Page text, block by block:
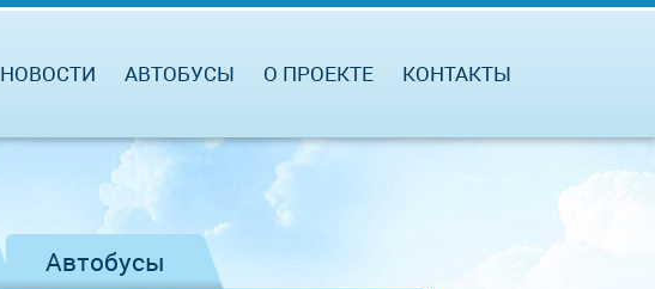
НОВОСТИ АВТОБУСЫ О ПРОЕКТЕ КОНТАКТЫ
Автобусы